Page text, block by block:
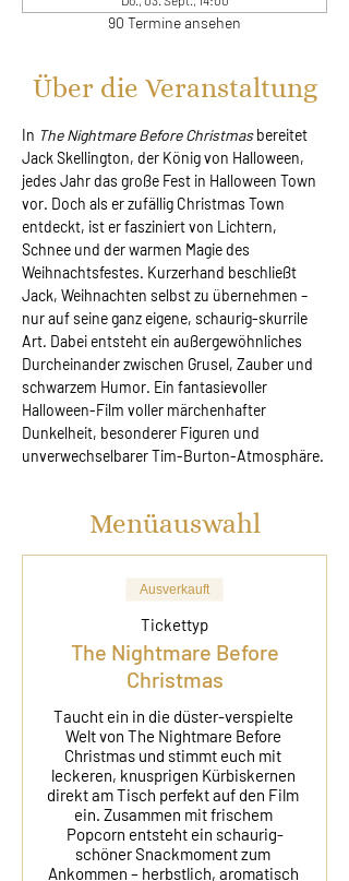
90 Termine ansehen
Über die Veranstaltung
In The Nightmare Before Christmas bereitet
Jack Skellington, der König von Halloween,
jedes Jahr das große Fest in Halloween Town
vor. Doch als er zufällig Christmas Town
entdeckt, ist er fasziniert von Lichtern,
Schnee und der warmen Magie des
Weihnachtsfestes. Kurzerhand beschließt
Jack, Weihnachten selbst zu übernehmen –
nur auf seine ganz eigene, schaurig-skurrile
Art. Dabei entsteht ein außergewöhnliches
Durcheinander zwischen Grusel, Zauber und
schwarzem Humor. Ein fantasievoller
Halloween-Film voller märchenhafter
Dunkelheit, besonderer Figuren und
unverwechselbarer Tim-Burton-Atmosphäre.
Menüauswahl
Ausverkauft
Tickettyp
The Nightmare Before
Christmas
Taucht ein in die düster-verspielte
Welt von The Nightmare Before
Christmas und stimmt euch mit
leckeren, knusprigen Kürbiskernen
direkt am Tisch perfekt auf den Film
ein. Zusammen mit frischem
Popcorn entsteht ein schaurig-
schöner Snackmoment zum
Ankommen – herbstlich, aromatisch